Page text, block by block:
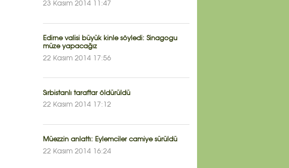
23 Kasım 2014 11:47
Edirne valisi büyük kinle söyledi: Sinagogu
müze yapacağız
22 Kasım 2014 17:56
Sırbistanlı taraftar öldürüldü
22 Kasım 2014 17:12
Müezzin anlattı: Eylemciler camiye sürüldü
22 Kasım 2014 16:24